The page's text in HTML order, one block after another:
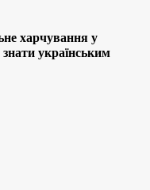
харчування у
українським